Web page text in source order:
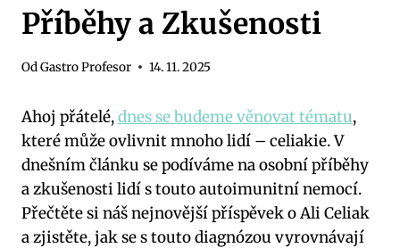
Příběhy a Zkušenosti
OdGastro Profesor 14. 11. 2025
Ahoj přátelé,dnes se budeme věnovat tématu,
které může ovlivnit mnoho lidí – celiakie. V
dnešním článku se podíváme na osobní příběhy
a zkušenosti lidí s touto autoimunitní nemocí.
Přečtěte si náš nejnovější příspěvek o Ali Celiak
a zjistěte, jak se s touto diagnózou vyrovnávají